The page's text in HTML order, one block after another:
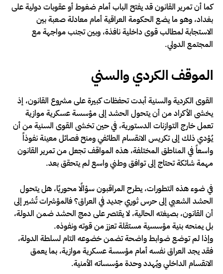
كما أن تمرير القانون قد يفتح الباب أمام ضغوط أو عقوبات دولية على
بغداد، وهو ما يضع الحكومة العراقية أمام معادلة صعبة بين
الاستجابة لمطالب قوى داخلية نافذة، وبين تجنب مواجهة مع
المجتمع الدولي.
الموقف الكردي والسني
القوى الكردية والسنية أبدت تحفظات كبيرة على مشروع القانون، إذ
يخشى الأكراد من أن يتحول الحشد إلى مؤسسة عسكرية موازية
تعمل خارج التوازنات الدستورية، في حين تخشى القوى السنية من أن
يُؤدي ذلك إلى تكريس الانقسام الطائفي ومنح فصائل معينة نفوذاً
واسعاً في المناطق المختلفة، هذه المواقف تجعل من تمرير القانون
مهمة شائكة تحتاج إلى توافق وطني واسع لم يتحقق بعد.
في ضوء هذه التطورات، يطرح المراقبون سؤالًا محوريًا، هل يتحول
الحشد الشعبي إلى حرس ثوري جديد في العراق؟ فالمؤشرات تُشير إلى
أن القانون، بصيغته الحالية، لا يقتصر على دمج الحشد ضمن الدولة،
بل يمنحه بنية مؤسسية مستقلة تعزز من قوته ونفوذه.
وإذا لم توضع ضوابط واضحة تضمن خضوعه التام لسلطة الدولة،
فقد يجد العراق نفسه أمام مؤسسة عسكرية موازية، بما يعمق
الانقسام الداخلي ويُهدد وحدة مؤسساته الأمنية.